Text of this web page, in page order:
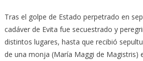
Tras el golpe de Estado perpetrado en
cadáver de Evita fue secuestrado y
distintos lugares, hasta que recibió
de una monja (María Maggi de Magistris)